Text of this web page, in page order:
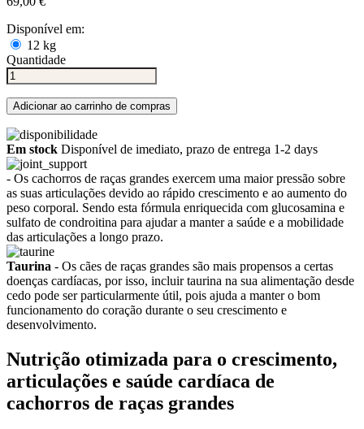
Disponível em:
12 kg
Quantidade
Adicionar ao carrinho de compras
Em stock Disponível de imediato, prazo de entrega 1-2 days
- Os cachorros de raças grandes exercem uma maior pressão sobre
as suas articulações devido ao rápido crescimento e ao aumento do
peso corporal. Sendo esta fórmula enriquecida com glucosamina e
sulfato de condroitina para ajudar a manter a saúde e a mobilidade
das articulações a longo prazo.
Taurina - Os cães de raças grandes são mais propensos a certas
doenças cardíacas, por isso, incluir taurina na sua alimentação desde
cedo pode ser particularmente útil, pois ajuda a manter o bom
funcionamento do coração durante o seu crescimento e
desenvolvimento.
Nutrição otimizada para o crescimento,
articulações e saúde cardíaca de
cachorros de raças grandes